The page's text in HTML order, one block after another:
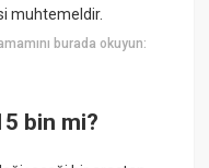
muhtemeldir.
burada okuyun:
bin mi?